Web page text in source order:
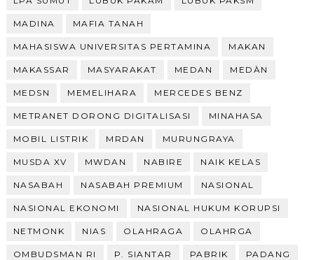
MADINA MAFIA TANAH
MAHASISWA UNIVERSITAS PERTAMINA MAKAN
MAKASSAR MASYARAKAT MEDAN MEDÀN
MEDSN MEMELIHARA MERCEDES BENZ
METRANET DORONG DIGITALISASI MINAHASA
MOBIL LISTRIK MRDAN MURUNGRAYA
MUSDA XV MWDAN NABIRE NAIK KELAS
NASABAH NASABAH PREMIUM NASIONAL
NASIONAL EKONOMI NASIONAL HUKUM KORUPSI
NETMONK NIAS OLAHRAGA OLAHRGA
OMBUDSMAN RI P. SIANTAR PABRIK PADANG